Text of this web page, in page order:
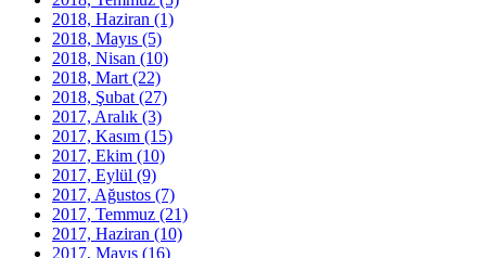
2018, Haziran (1)
2018, Mayıs (5)
2018, Nisan (10)
2018, Mart (22)
2018, Şubat (27)
2017, Aralık (3)
2017, Kasım (15)
2017, Ekim (10)
2017, Eylül (9)
2017, Ağustos (7)
2017, Temmuz (21)
2017, Haziran (10)
2017, Mayıs (16)